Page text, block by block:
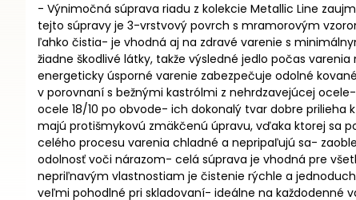
- Výnimočná súprava riadu z kolekcie Metallic Line
tejto súpravy je 3-vrstvový povrch s mramorovým
ľahko čistia- je vhodná aj na zdravé varenie s
žiadne škodlivé látky, takže výsledné jedlo počas
energeticky úsporné varenie zabezpečuje odolné
v porovnaní s bežnými kastrólmi z nehrdzavejúcej
ocele 18/10 po obvode- ich dokonalý tvar dobre
majú protišmykovú zmäkčenú úpravu, vďaka ktorej sa
celého procesu varenia chladné a nepripaľujú sa-
odolnosť voči nárazom- celá súprava je vhodná pre
nepriľnavým vlastnostiam je čistenie rýchle a
veľmi pohodlné pri skladovaní- ideálne na každodenné